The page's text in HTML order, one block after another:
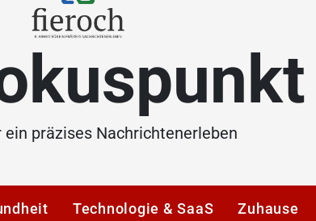
präzises Nachrichtenerleben
Technologie & SaaS Zuhause